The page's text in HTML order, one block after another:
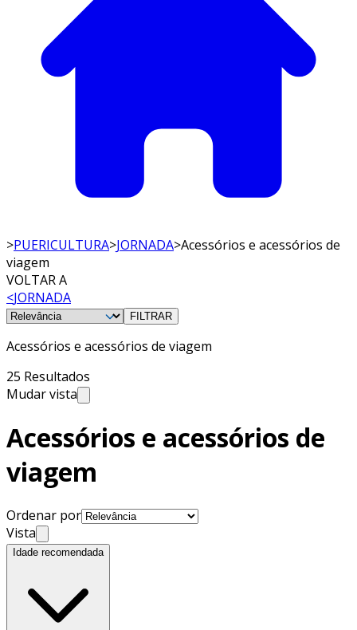
>PUERICULTURA>JORNADA>Acessórios e acessórios de
viagem
VOLTAR A
<JORNADA
FILTRAR
Acessórios e acessórios de viagem
25 Resultados
Mudar vista
Acessórios e acessórios de
viagem
Ordenar por
Vista
Idade recomendada